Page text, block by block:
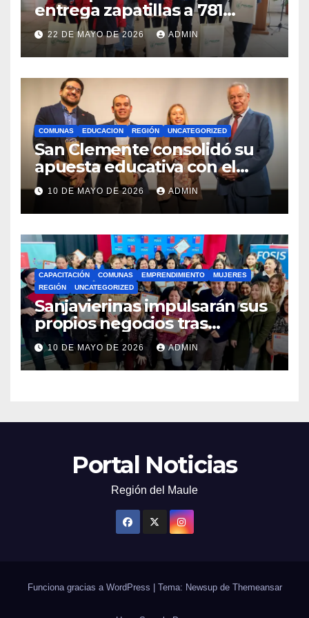
entrega zapatillas a 781
estudiantes con recursos del
Royalty Minero
22 DE MAYO DE 2026 ADMIN
COMUNAS EDUCACION REGIÓN UNCATEGORIZED
San Clemente consolidó su
apuesta educativa con el
lanzamiento del
Preuniversitario Brotes 2026
10 DE MAYO DE 2026 ADMIN
CAPACITACIÓN COMUNAS EMPRENDIMIENTO
MUJERES
REGIÓN
UNCATEGORIZED
Sanjavierinas impulsarán sus
propios negocios tras
capacitarse junto al FOSIS
10 DE MAYO DE 2026 ADMIN
Portal Noticias
Región del Maule
Funciona gracias a WordPress | Tema: Newsup de Themeansar